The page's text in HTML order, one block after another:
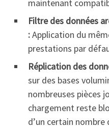
maintenant
Filtre des données
:Application du
prestations par
Réplication des
sur des bases
nombreuses pièces
chargement reste
d’un certain nombre